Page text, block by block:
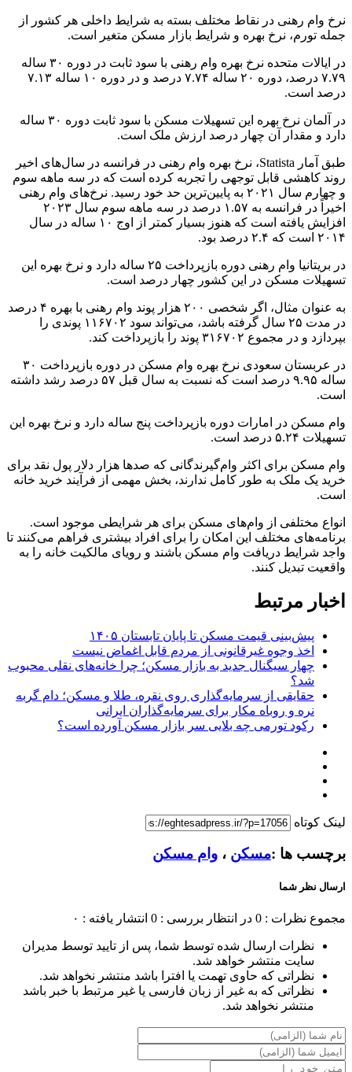
نرخ وام رهنی در نقاط مختلف بسته به شرایط داخلی هر کشور از
جمله تورم، نرخ بهره و شرایط بازار مسکن متغیر است.
در ایالات متحده نرخ بهره وام رهنی با سود ثابت در دوره ۳۰ ساله
۷.۷۹ درصد، دوره ۲۰ ساله ۷.۷۴ درصد و در دوره ۱۰ ساله ۷.۱۳
درصد است.
در آلمان نرخ بهره این تسهیلات مسکن با سود ثابت دوره ۳۰ ساله
دارد و مقدار آن چهار درصد ارزش ملک است.
طبق آمار Statista، نرخ بهره وام رهنی در فرانسه در سال‌های اخیر
روند کاهشی قابل توجهی را تجربه کرده است که در سه ماهه سوم
و چهارم سال ۲۰۲۱ به پایین‌ترین حد خود رسید. نرخ‌های وام رهنی
اخیراً در فرانسه به ۱.۵۷ درصد در سه ماهه سوم سال ۲۰۲۳
افزایش یافته است که هنوز بسیار کمتر از اوج ۱۰ ساله در سال
۲۰۱۴ است که ۲.۴ درصد بود.
در بریتانیا وام رهنی دوره بازپرداخت ۲۵ ساله دارد و نرخ بهره این
تسهیلات مسکن در این کشور چهار درصد است.
به عنوان مثال، اگر شخصی ۲۰۰ هزار پوند وام رهنی با بهره ۴ درصد
در مدت ۲۵ سال گرفته باشد، می‌تواند سود ۱۱۶۷۰۲ پوندی را
بپردازد و در مجموع ۳۱۶۷۰۲ پوند را بازپرداخت کند.
در عربستان سعودی نرخ بهره وام مسکن در دوره بازپرداخت ۳۰
ساله ۹.۹۵ درصد است که نسبت به سال قبل ۵۷ درصد رشد داشته
است.
وام مسکن در امارات دوره بازپرداخت پنج ساله دارد و نرخ بهره این
تسهیلات ۵.۲۴ درصد است.
وام مسکن برای اکثر وام‌گیرندگانی که صد‌ها هزار دلار پول نقد برای
خرید یک ملک به طور کامل ندارند، بخش مهمی از فرآیند خرید خانه
است.
انواع مختلفی از وام‌های مسکن برای هر شرایطی موجود است.
برنامه‌های مختلف این امکان را برای افراد بیشتری فراهم می‌کنند تا
واجد شرایط دریافت وام مسکن باشند و رویای مالکیت خانه را به
واقعیت تبدیل کنند.
اخبار مرتبط
پیش‌بینی قیمت مسکن تا پایان تابستان ۱۴۰۵
اخذ وجوه غیرقانونی از مردم قابل اغماض نیست
چهار سیگنال جدید به بازار مسکن؛ چرا خانه‌های نقلی محبوب
شد؟
حقایقی از سرمایه‌گذاری روی نقره، طلا و مسکن؛ دام گربه
نره و روباه مکار برای سرمایه‌گذاران ایرانی
رکود تورمی چه بلایی سر بازار مسکن آورده است؟
لینک کوتاه
برچسب ها :مسکن ، وام مسکن
ارسال نظر شما
مجموع نظرات : 0 در انتظار بررسی : 0 انتشار یافته : ۰
نظرات ارسال شده توسط شما، پس از تایید توسط مدیران
سایت منتشر خواهد شد.
نظراتی که حاوی تهمت یا افترا باشد منتشر نخواهد شد.
نظراتی که به غیر از زبان فارسی یا غیر مرتبط با خبر باشد
منتشر نخواهد شد.